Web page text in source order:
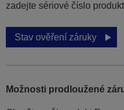
zadejte sériové číslo
Stav ověření záruky
Možnosti prodloužené